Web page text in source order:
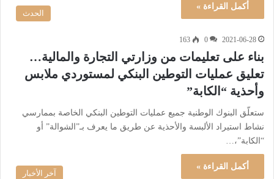
أكمل القراءة »
الحدث
2021-06-28
0
163
بناء على تعليمات من وزارتي التجارة والمالية…
تعليق عمليات التوطين البنكي لمستوردي ملابس
وأحذية “الكابة”
ستعلّق البنوك الوطنية جميع عمليات التوطين البنكي الخاصة بممارسي
نشاط استيراد الألبسة والأحذية عن طريق ما يعرف بـ”الشوالة” أو
“الكابة”،…
أكمل القراءة »
آخر الأخبار